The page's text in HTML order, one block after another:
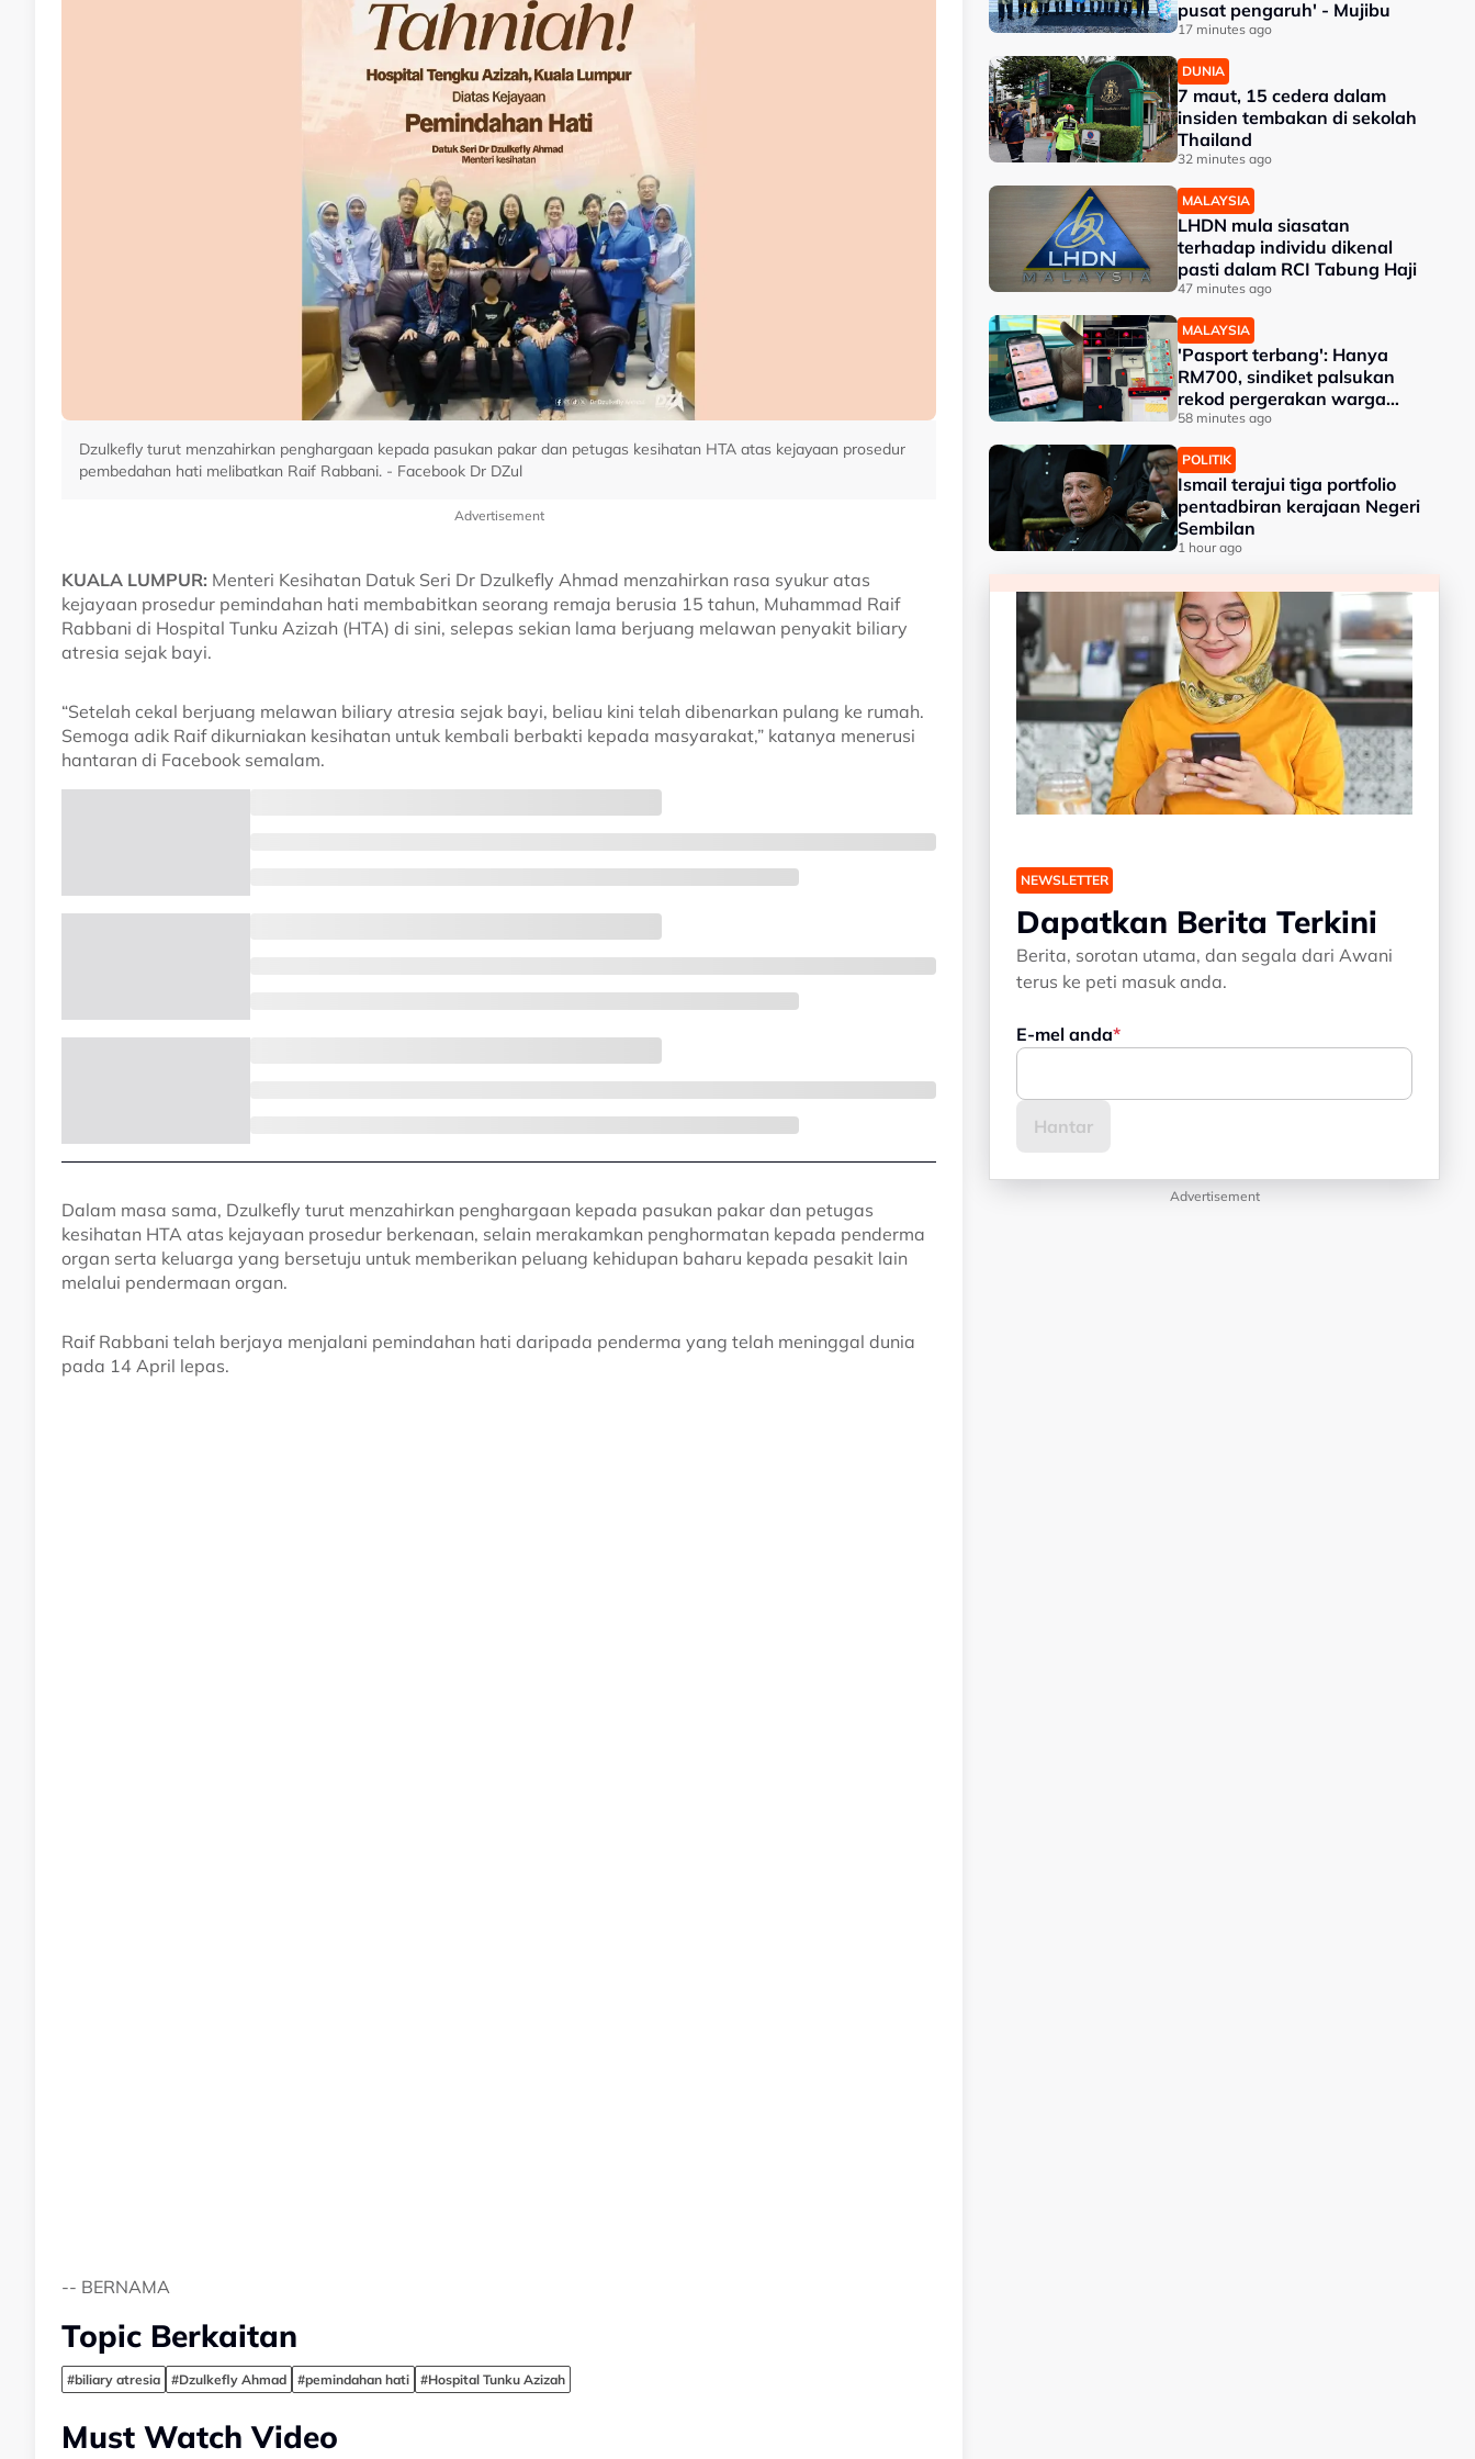
Dzulkefly turut menzahirkan penghargaan kepada pasukan pakar dan petugas kesihatan HTA atas kejayaan prosedur
pembedahan hati melibatkan Raif Rabbani. - Facebook Dr DZul
Advertisement
KUALA LUMPUR: Menteri Kesihatan Datuk Seri Dr Dzulkefly Ahmad menzahirkan rasa syukur atas
kejayaan prosedur pemindahan hati membabitkan seorang remaja berusia 15 tahun, Muhammad Raif
Rabbani di Hospital Tunku Azizah (HTA) di sini, selepas sekian lama berjuang melawan penyakit biliary
atresia sejak bayi.
“Setelah cekal berjuang melawan biliary atresia sejak bayi, beliau kini telah dibenarkan pulang ke rumah.
Semoga adik Raif dikurniakan kesihatan untuk kembali berbakti kepada masyarakat,” katanya menerusi
hantaran di Facebook semalam.
Dalam masa sama, Dzulkefly turut menzahirkan penghargaan kepada pasukan pakar dan petugas
kesihatan HTA atas kejayaan prosedur berkenaan, selain merakamkan penghormatan kepada penderma
organ serta keluarga yang bersetuju untuk memberikan peluang kehidupan baharu kepada pesakit lain
melalui pendermaan organ.
Raif Rabbani telah berjaya menjalani pemindahan hati daripada penderma yang telah meninggal dunia
pada 14 April lepas.
-- BERNAMA
Topic Berkaitan
#biliary atresia #Dzulkefly Ahmad #pemindahan hati #Hospital Tunku Azizah
Must Watch Video
pusat pengaruh' - Mujibu
17 minutes ago
DUNIA
7 maut, 15 cedera dalam
insiden tembakan di sekolah
Thailand
32 minutes ago
MALAYSIA
LHDN mula siasatan
terhadap individu dikenal
pasti dalam RCI Tabung Haji
47 minutes ago
MALAYSIA
'Pasport terbang': Hanya
RM700, sindiket palsukan
rekod pergerakan warga
asing
58 minutes ago
POLITIK
Ismail terajui tiga portfolio
pentadbiran kerajaan Negeri
Sembilan
1 hour ago
NEWSLETTER
Dapatkan Berita Terkini
Berita, sorotan utama, dan segala dari Awani
terus ke peti masuk anda.
E-mel anda
Advertisement